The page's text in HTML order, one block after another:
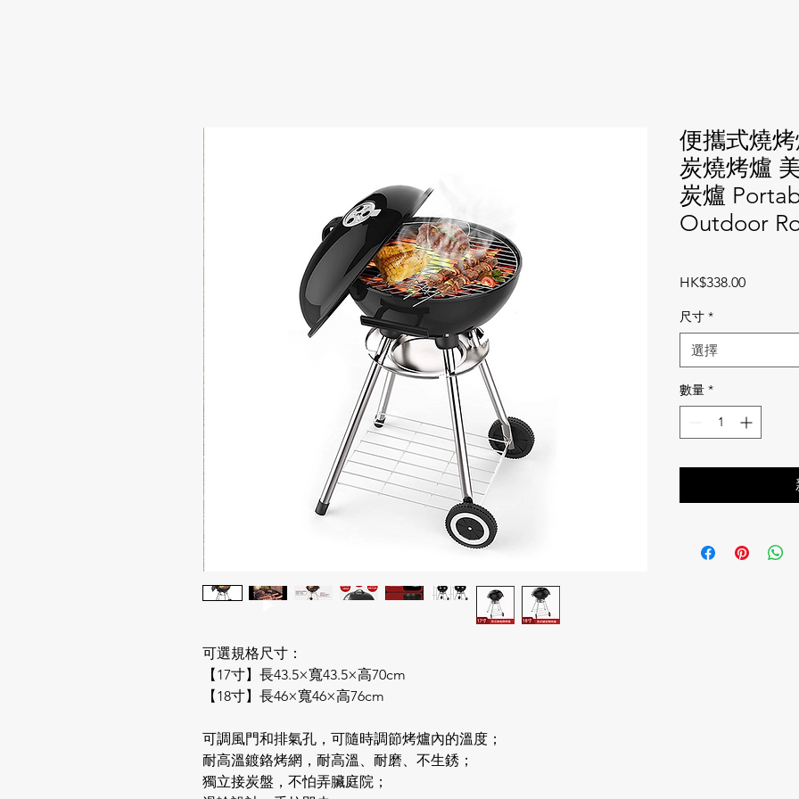
可選規格尺寸：
【17寸】長43.5×寬43.5×高70cm
【18寸】長46×寬46×高76cm
可調風門和排氣孔，可隨時調節烤爐內的溫度；
耐高溫鍍鉻烤網，耐高溫、耐磨、不生銹；
獨立接炭盤，不怕弄臟庭院；
便攜式燒
炭燒烤爐
炭爐
Outdoor
HK$338.00價
尺寸 *
選擇
數量 *